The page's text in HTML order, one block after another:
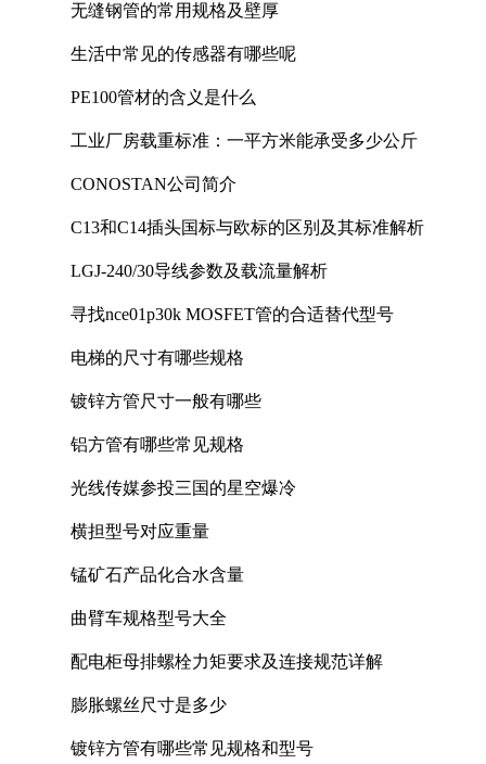
无缝钢管的常用规格及壁厚
生活中常见的传感器有哪些呢
PE100管材的含义是什么
工业厂房载重标准：一平方米能承受多少公斤
CONOSTAN公司简介
C13和C14插头国标与欧标的区别及其标准解析
LGJ-240/30导线参数及载流量解析
寻找nce01p30k MOSFET管的合适替代型号
电梯的尺寸有哪些规格
镀锌方管尺寸一般有哪些
铝方管有哪些常见规格
光线传媒参投三国的星空爆冷
横担型号对应重量
锰矿石产品化合水含量
曲臂车规格型号大全
配电柜母排螺栓力矩要求及连接规范详解
膨胀螺丝尺寸是多少
镀锌方管有哪些常见规格和型号